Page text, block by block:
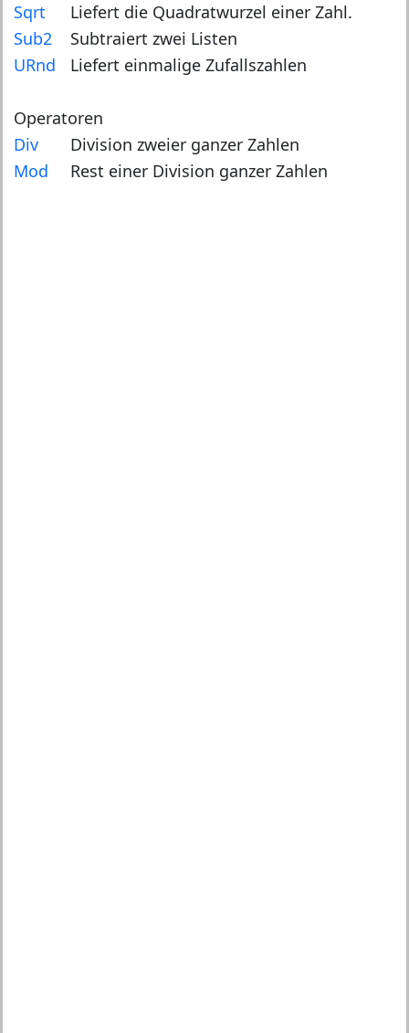
Sqrt
Liefert die Quadratwurzel einer Zahl.
Sub2
Subtraiert zwei Listen
URnd
Liefert einmalige Zufallszahlen
Operatoren
Div
Division zweier ganzer Zahlen
Mod
Rest einer Division ganzer Zahlen